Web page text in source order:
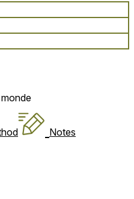
Notes